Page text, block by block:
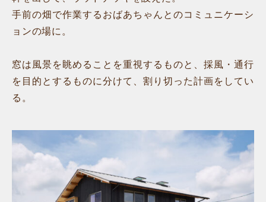
手前の畑で作業するおばあちゃんとのコミュニケーシ
ョンの場に。
窓は風景を眺めることを重視するものと、採風・通行
を目的とするものに分けて、割り切った計画をしてい
る。